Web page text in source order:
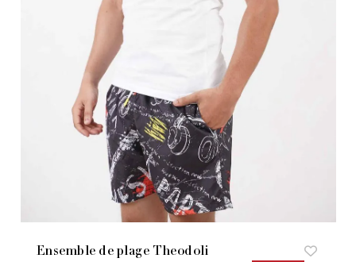
Ensemble de plage Theodoli